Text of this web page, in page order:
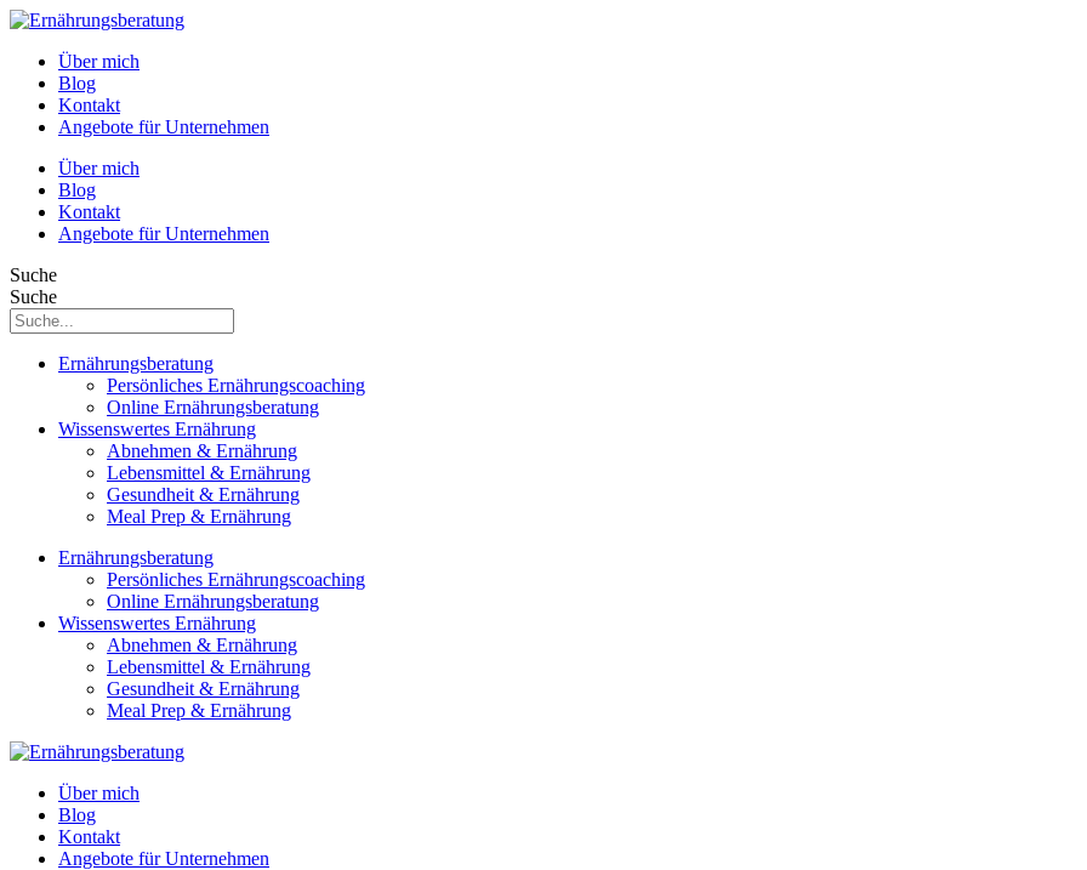
Über mich
Blog
Kontakt
Angebote für Unternehmen
Über mich
Blog
Kontakt
Angebote für Unternehmen
Suche
Suche
Ernährungsberatung
Persönliches Ernährungscoaching
Online Ernährungsberatung
Wissenswertes Ernährung
Abnehmen & Ernährung
Lebensmittel & Ernährung
Gesundheit & Ernährung
Meal Prep & Ernährung
Ernährungsberatung
Persönliches Ernährungscoaching
Online Ernährungsberatung
Wissenswertes Ernährung
Abnehmen & Ernährung
Lebensmittel & Ernährung
Gesundheit & Ernährung
Meal Prep & Ernährung
Über mich
Blog
Kontakt
Angebote für Unternehmen